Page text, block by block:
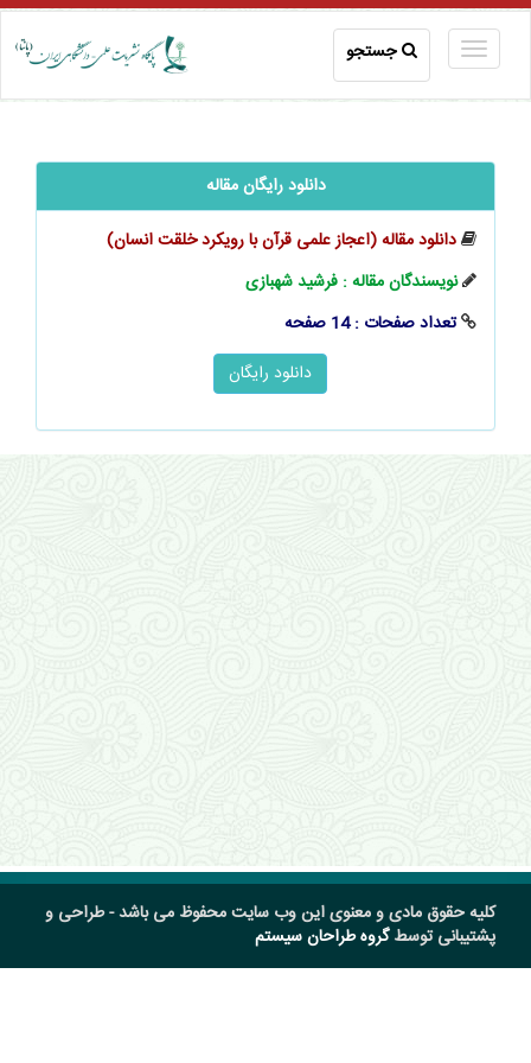
جستجو
دانلود رایگان مقاله
دانلود مقاله (اعجاز علمی قرآن با رویکرد خلقت انسان)
نویسندگان مقاله : فرشید شهبازی
تعداد صفحات : 14 صفحه
کلیه حقوق مادی و معنوی این وب سایت محفوظ می باشد - طراحی و
پشتیبانی توسطگروه طراحان سیستم